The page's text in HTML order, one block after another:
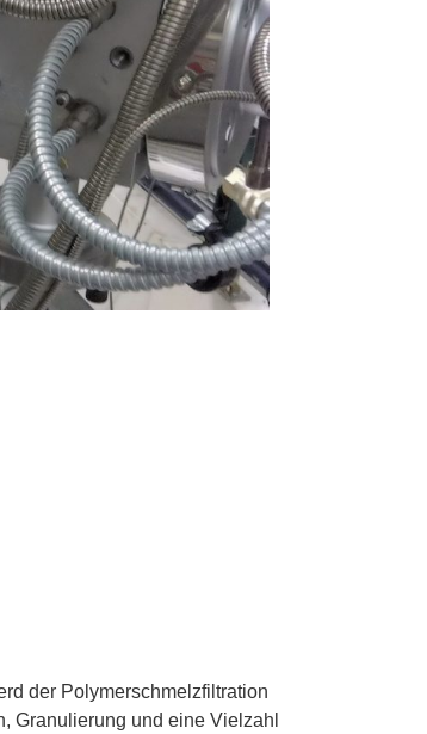
der Polymerschmelzfiltration
Granulierung und eine Vielzahl